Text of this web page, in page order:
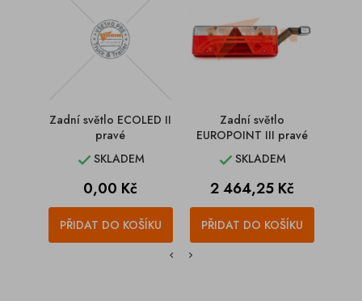
Zadní světlo ECOLED II
pravé
SKLADEM
Cena
0,00 Kč
PŘIDAT DO KOŠÍKU
Zadní světlo
EUROPOINT III pravé
SKLADEM
Cena
2 464,25 Kč
PŘIDAT DO KOŠÍKU